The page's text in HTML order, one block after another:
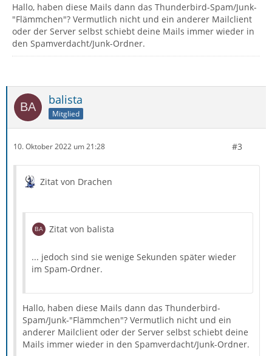
Hallo, haben diese Mails dann das Thunderbird-Spam/Junk-
"Flämmchen"? Vermutlich nicht und ein anderer Mailclient
oder der Server selbst schiebt deine Mails immer wieder in
den Spamverdacht/Junk-Ordner.
balista
Mitglied
10. Oktober 2022 um 21:28 #3
Zitat von Drachen
Zitat von balista
... jedoch sind sie wenige Sekunden später wieder
im Spam-Ordner.
Hallo, haben diese Mails dann das Thunderbird-
Spam/Junk-"Flämmchen"? Vermutlich nicht und ein
anderer Mailclient oder der Server selbst schiebt deine
Mails immer wieder in den Spamverdacht/Junk-Ordner.